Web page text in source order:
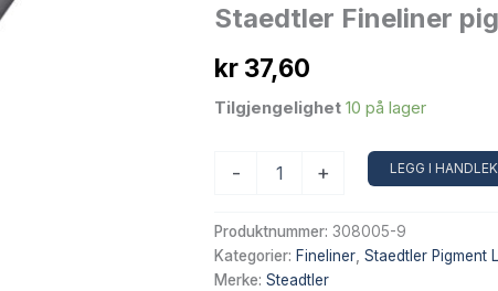
Staedtler Fineliner
kr 37,60
Tilgjengelighet 10 på lager
-
Fineliner
liner
0.05mm
Svart
+ LEGG I
Produktnummer: 308005-9
Kategorier: Fineliner, Staedtler Pigment
Merke: Steadtler